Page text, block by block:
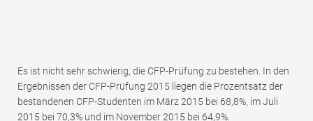
Es ist nicht sehr schwierig, die CFP-Prüfung zu bestehen. In den
Ergebnissen der CFP-Prüfung 2015 liegen die Prozentsatz der
bestandenen CFP-Studenten im März 2015 bei 68,8%, im Juli
2015 bei 70,3% und im November 2015 bei 64,9%.